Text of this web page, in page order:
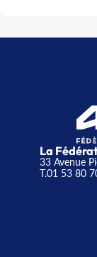
La
33 Avenue
T.01 53 80